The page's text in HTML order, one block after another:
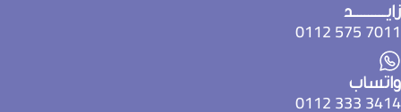
7011 575
3414 333